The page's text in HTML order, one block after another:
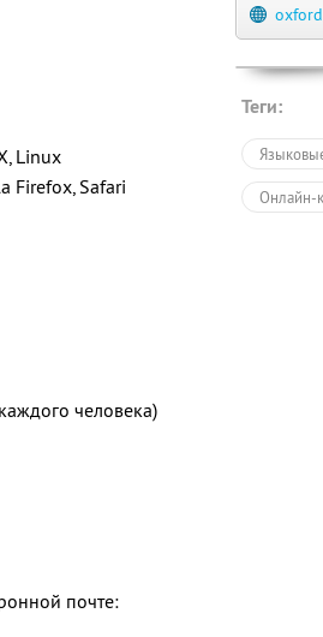
Linux
Firefox, Safari
человека)
почте:
Теги:
Онлайн-